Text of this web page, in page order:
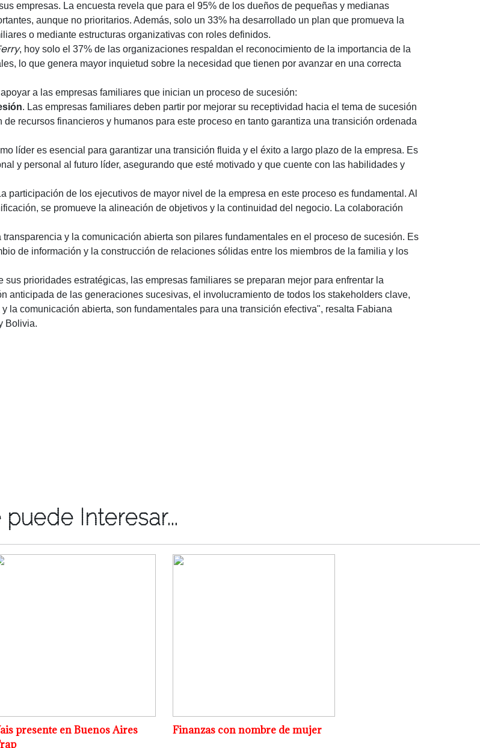
empresas. La encuesta revela que para el 95% de los dueños de pequeñas y medianas
aunque no prioritarios. Además, solo un 33% ha desarrollado un plan que promueva la
o mediante estructuras organizativas con roles definidos.
, hoy solo el 37% de las organizaciones respaldan el reconocimiento de la importancia de la
lo que genera mayor inquietud sobre la necesidad que tienen por avanzar en una correcta
a las empresas familiares que inician un proceso de sucesión:
. Las empresas familiares deben partir por mejorar su receptividad hacia el tema de sucesión
de recursos financieros y humanos para este proceso en tanto garantiza una transición ordenada
líder es esencial para garantizar una transición fluida y el éxito a largo plazo de la empresa. Es
y personal al futuro líder, asegurando que esté motivado y que cuente con las habilidades y
participación de los ejecutivos de mayor nivel de la empresa en este proceso es fundamental . Al
se promueve la alineación de objetivos y la continuidad del negocio. La colaboración
transparencia y la comunicación abierta son pilares fundamentales en el proceso de sucesión. Es
de información y la construcción de relaciones sólidas entre los miembros de la familia y los
prioridades estratégicas, las empresas familiares se preparan mejor para enfrentar la
anticipada de las generaciones sucesivas, el involucramiento de todos los stakeholders clave,
la comunicación abierta, son fundamentales para una transición efectiva", resalta Fabiana
Bolivia.
puede Interesar...
presente en Buenos Aires
Finanzas con nombre de mujer